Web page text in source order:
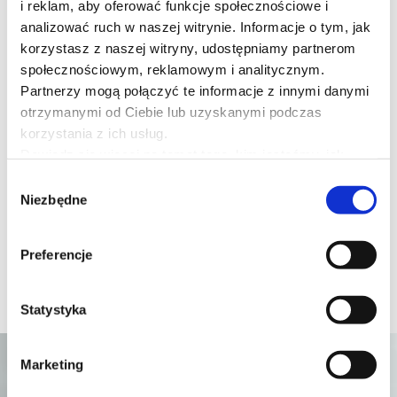
i reklam, aby oferować funkcje społecznościowe i
analizować ruch w naszej witrynie. Informacje o tym, jak
korzystasz z naszej witryny, udostępniamy partnerom
społecznościowym, reklamowym i analitycznym.
Partnerzy mogą połączyć te informacje z innymi danymi
otrzymanymi od Ciebie lub uzyskanymi podczas
korzystania z ich usług.
przetwarzamy dane osobowe w ramach
zgody
Niezbędne
Preferencje
Statystyka
Marketing